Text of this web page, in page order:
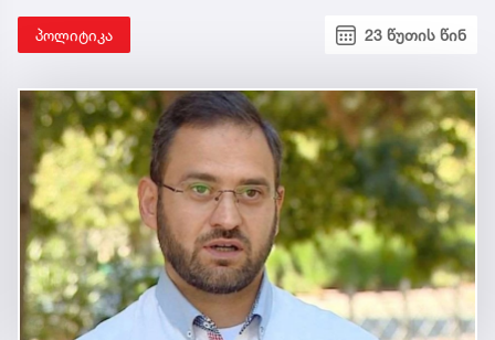
პოლიტიკა 23 წუთის წინ